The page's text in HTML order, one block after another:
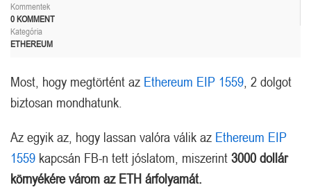
Kommentek
0 KOMMENT
Kategória
ETHEREUM
Most, hogy megtörtént az Ethereum EIP 1559 , 2 dolgot
biztosan mondhatunk.
Az egyik az, hogy lassan valóra válik az Ethereum EIP
1559 kapcsán FB-n tett jóslatom, miszerint 3000 dollár
környékére várom az ETH árfolyamát.